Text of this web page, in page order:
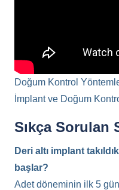
Doğum Kontrol
İmplant ve Doğum
Sıkça Sorulan
Deri altı implant
başlar?
Adet döneminin ilk 5